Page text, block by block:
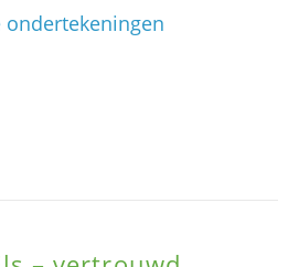
ondertekeningen